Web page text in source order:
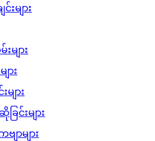
းများ
များ
ား
ျား
ြင်းများ
ျာများ